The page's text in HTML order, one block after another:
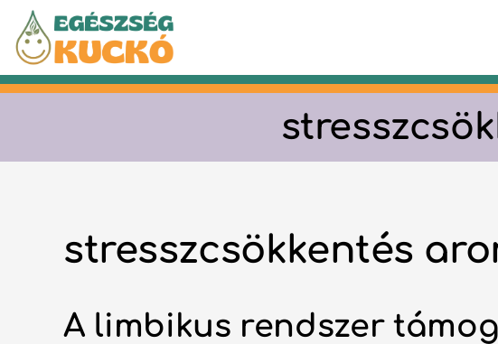
Kilépés
tartalomba
stresszcsökkentés
A limbikus rendszer